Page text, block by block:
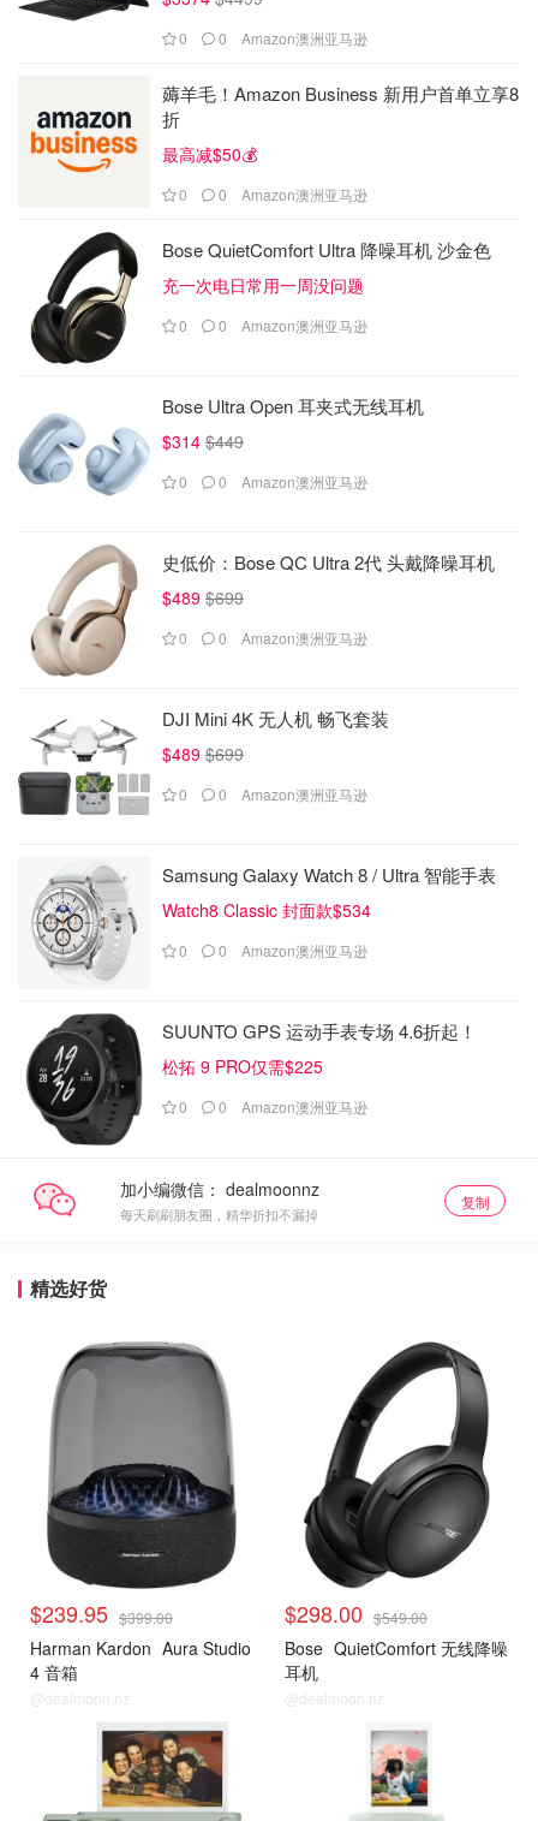
0 0 Amazon澳洲亚马逊
薅羊毛！Amazon Business 新用户首单立享8
折
最高减$50💰
0 0 Amazon澳洲亚马逊
Bose QuietComfort Ultra 降噪耳机 沙金色
充一次电日常用一周没问题
0 0 Amazon澳洲亚马逊
Bose Ultra Open 耳夹式无线耳机
$314 $449
0 0 Amazon澳洲亚马逊
史低价：Bose QC Ultra 2代 头戴降噪耳机
$489 $699
0 0 Amazon澳洲亚马逊
DJI Mini 4K 无人机 畅飞套装
$489 $699
0 0 Amazon澳洲亚马逊
Samsung Galaxy Watch 8 / Ultra 智能手表
Watch8 Classic 封面款$534
0 0 Amazon澳洲亚马逊
SUUNTO GPS 运动手表专场 4.6折起！
松拓 9 PRO仅需$225
0 0 Amazon澳洲亚马逊
加小编微信：
每天刷刷朋友圈，精华折扣不漏掉
复制
精选好货
$239.95 $399.00
Harman Kardon Aura Studio
4 音箱
@dealmoon.nz
$298.00 $549.00
Bose QuietComfort 无线降噪
耳机
@dealmoon.nz